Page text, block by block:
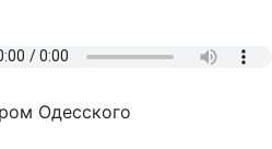
Одесского